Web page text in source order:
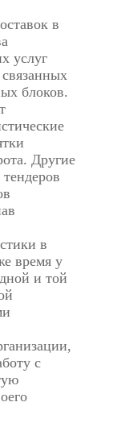
в
услуг
блоков.
Другие
в
время у
и той
с